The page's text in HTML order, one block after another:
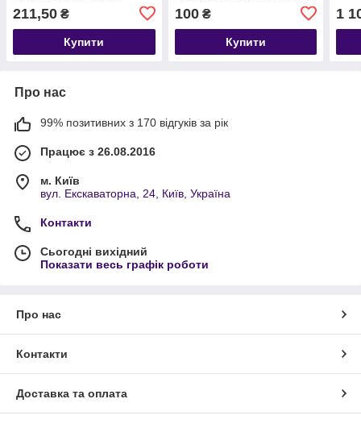
211,50 ₴
Купити
100₴
Купити
1
Про нас
99% позитивних з 170 відгуків за рік
Працює з 26.08.2016
м. Київ
вул. Екскаваторна, 24, Київ, Україна
Контакти
Сьогодні вихідний
Показати весь графік роботи
Про нас
Контакти
Доставка та оплата